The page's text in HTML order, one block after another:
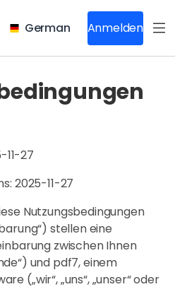
German Anmelden
27
2025-11-27
Nutzungsbedingungen
stellen eine
zwischen Ihnen
und pdf7, einem
(„wir“, „uns“, „unser“ oder